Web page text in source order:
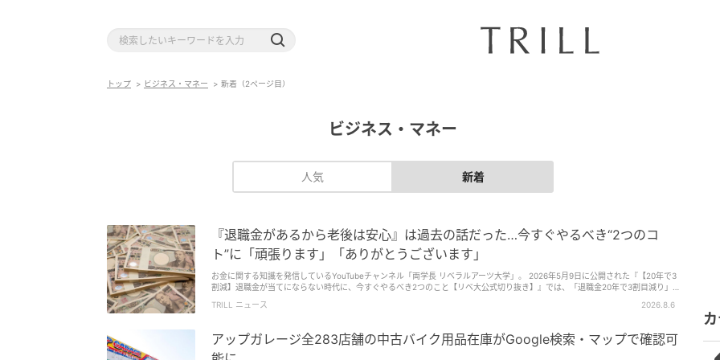
トップ ビジネス・マネー 新着（2ページ目）
ビジネス・マネー
人気 新着
『退職金があるから老後は安心』は過去の話だった…今すぐやるべき“2つのコ
ト”に「頑張ります」「ありがとうございます」
お金に関する知識を発信しているYouTubeチャンネル「両学長 リベラルアーツ大学」。 2026年5月9日に公開された『【20年で3
割減】退職金が当てにならない時代に、今すぐやるべき2つのこと【リベ大公式切り抜き】』では、「退職金20年で3割目減り」
る人も少なくないかもしれません。しかし、両学長は「今後は退職金だけを頼りにするのは危険」と話しています。 今回は動画の
TRILL ニュース 2026.8.6
アップガレージ全283店舗の中古バイク用品在庫がGoogle検索・マップで確認可